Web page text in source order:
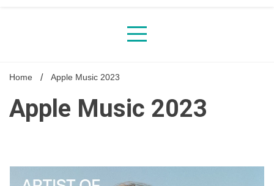
Home Apple Music 2023
Apple Music 2023